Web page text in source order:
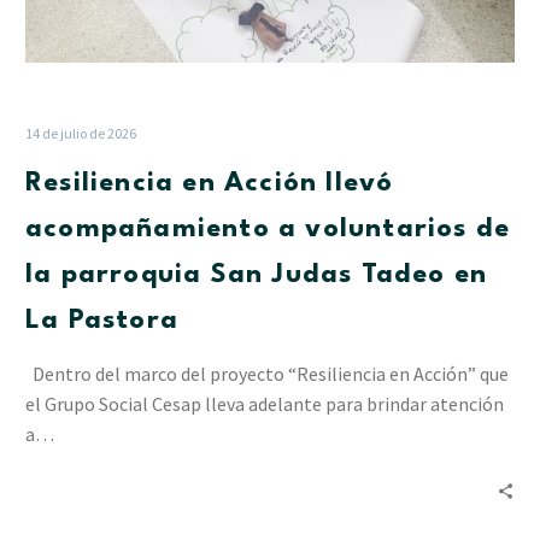
La
Pastora
14 de julio de 2026
Resiliencia en Acción llevó
acompañamiento a voluntarios de
la parroquia San Judas Tadeo en
La Pastora
Dentro del marco del proyecto “Resiliencia en Acción” que
el Grupo Social Cesap lleva adelante para brindar atención
a…